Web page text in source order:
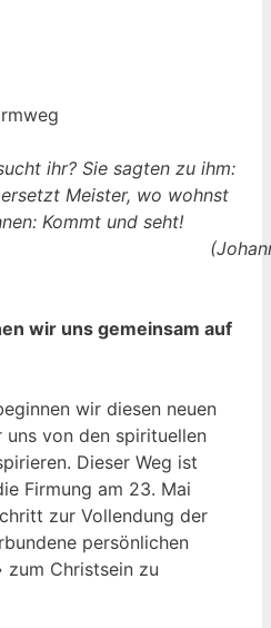
ihr? Sie sagten zu ihm:
Meister, wo wohnst
Kommt und seht!
wir uns gemeinsam auf
wir diesen neuen
uns von den spirituellen
Dieser Weg ist
Firmung am 23. Mai
zur Vollendung der
persönlichen
zum Christsein zu